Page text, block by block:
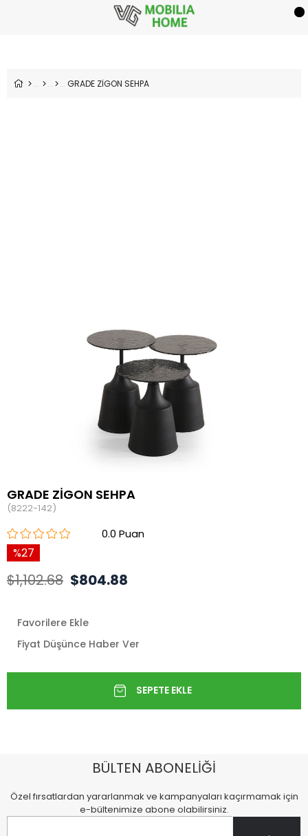
GRADE ZİGON SEHPA
GRADE ZİGON SEHPA
(8222-142)
0.0
27
$1,102.68 $804.88
Favorilere Ekle
Fiyat Düşünce Haber Ver
BÜLTEN ABONELİĞİ
Özel fırsatlardan yararlanmak ve kampanyaları kaçırmamak için
e-bültenimize abone olabilirsiniz.